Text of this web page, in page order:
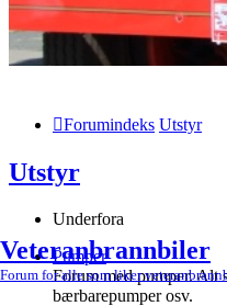
Veteranbrannbiler
Forum for alle som liker
Forumindeks Utstyr
Utstyr
Underfora
Pumper
Forum med pumper. Alt
bærbarepumper osv.